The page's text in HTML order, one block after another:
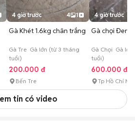
4 giờ trước 4 1
Gà Khét 1.6kg chân trắng
Gà Tre Gà lớn (từ 3 tháng
tuổi)
200.000 đ
Bến Tre
4 giờ trước
Gà chọi Đen
Gà Chọi Gà
tuổi)
600.000 đ
Tp Hồ Chí
tin có video